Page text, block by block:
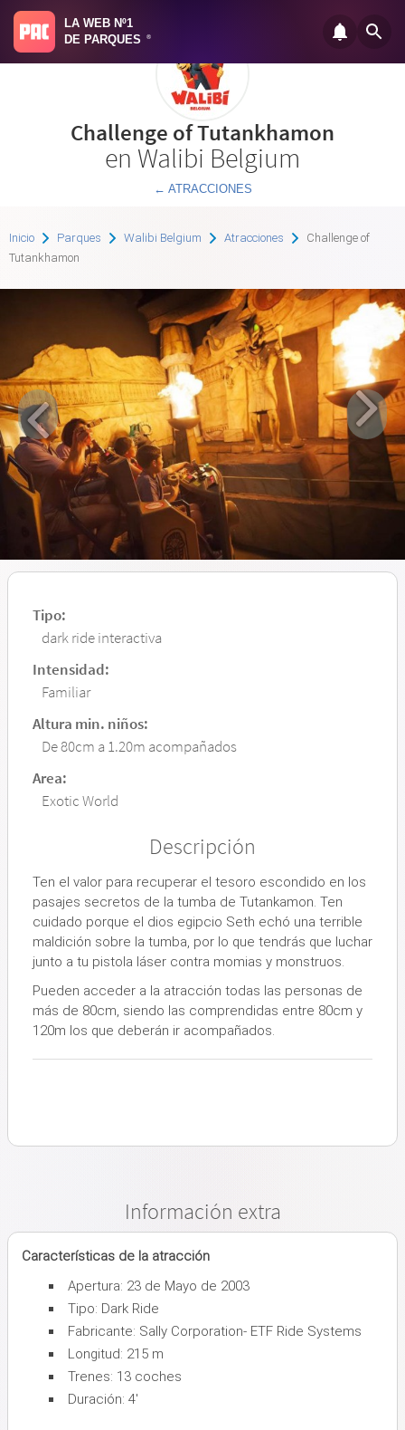
LA WEB Nº1
DE PARQUES
®
Challenge of Tutankhamon
en Walibi Belgium
← ATRACCIONES
Inicio Parques Walibi Belgium Atracciones
Challenge of
Tutankhamon
Tipo:
dark ride interactiva
Intensidad:
Familiar
Altura min. niños:
De 80cm a 1.20m acompañados
Area:
Exotic World
Descripción
Ten el valor para recuperar el tesoro escondido en los
pasajes secretos de la tumba de Tutankamon. Ten
cuidado porque el dios egipcio Seth echó una terrible
maldición sobre la tumba, por lo que tendrás que luchar
junto a tu pistola láser contra momias y monstruos.
Pueden acceder a la atracción todas las personas de
más de 80cm, siendo las comprendidas entre 80cm y
120m los que deberán ir acompañados.
Información extra
Características de la atracción
Apertura: 23 de Mayo de 2003
Tipo: Dark Ride
Fabricante: Sally Corporation- ETF Ride Systems
Longitud: 215 m
Trenes: 13 coches
Duración: 4'